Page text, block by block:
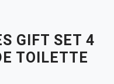
GIFT SET 4
TOILETTE